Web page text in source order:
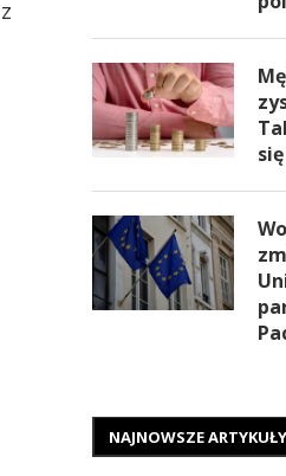
NAJNOWSZE ARTYKUŁY